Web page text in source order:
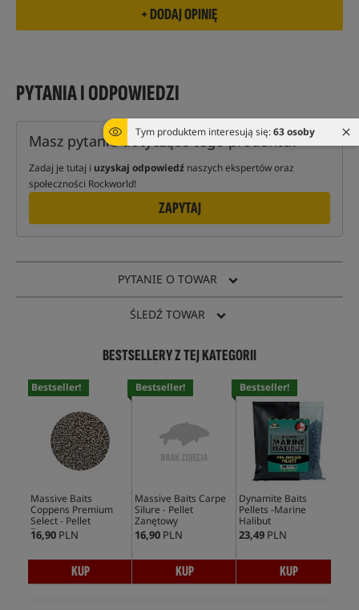
Tym produktem interesują się:63 osoby
PYTANIA I ODPOWIEDZI
Masz pytanie dotyczące tego produktu?
Zadaj je tutaj i uzyskaj odpowiedź naszych ekspertów oraz
społeczności Rockworld!
ZAPYTAJ
PYTANIE O TOWAR
ŚLEDŹ TOWAR
BESTSELLERY Z TEJ KATEGORII
Bestseller!
Massive Baits
Coppens Premium
Select - Pellet
Zanętowy
16,90 PLN
KUP
Bestseller!
Massive Baits Carpe
Silure - Pellet
Zanętowy
16,90 PLN
KUP
Bestseller!
Dynamite Baits
Pellets -Marine
Halibut
23,49 PLN
KUP